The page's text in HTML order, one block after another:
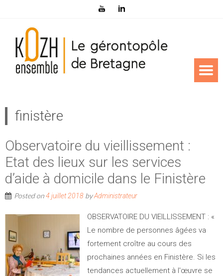
finistère
Observatoire du vieillissement :
Etat des lieux sur les services
d’aide à domicile dans le Finistère
Posted on4 juillet 2018 byAdministrateur
OBSERVATOIRE DU VIEILLISSEMENT : «
Le nombre de personnes âgées va
fortement croître au cours des
prochaines années en Finistère. Si les
tendances actuellement à l'œuvre se